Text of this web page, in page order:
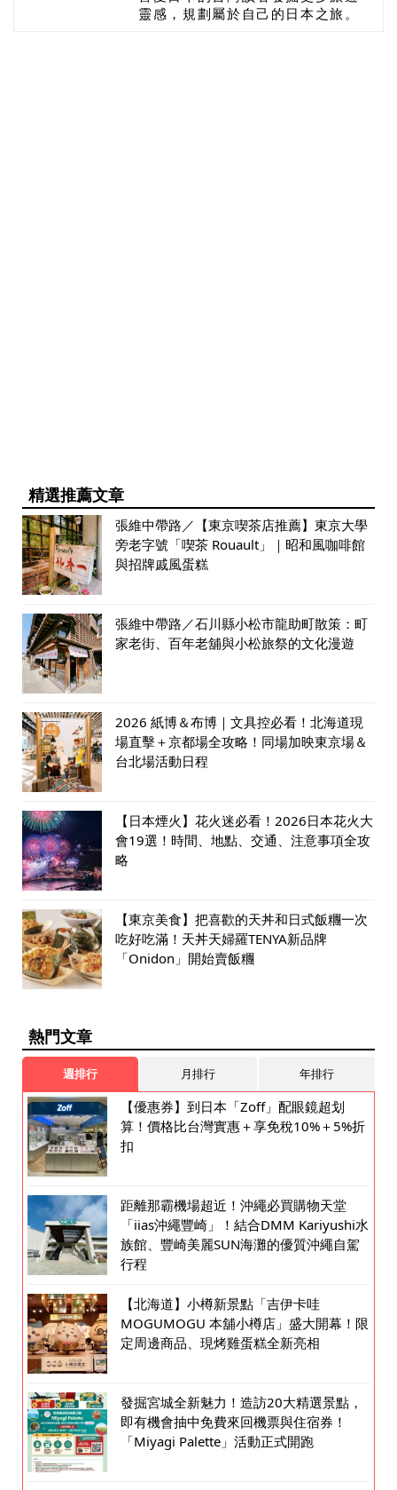
靈感，規劃屬於自己的日本之旅。
精選推薦文章
張維中帶路／【東京喫茶店推薦】東京大學
旁老字號「喫茶 Rouault」｜昭和風咖啡館
與招牌戚風蛋糕
張維中帶路／石川縣小松市龍助町散策：町
家老街、百年老舖與小松旅祭的文化漫遊
2026 紙博＆布博｜文具控必看！北海道現
場直擊＋京都場全攻略！同場加映東京場＆
台北場活動日程
【日本煙火】花火迷必看！2026日本花火大
會19選！時間、地點、交通、注意事項全攻
略
【東京美食】把喜歡的天丼和日式飯糰一次
吃好吃滿！天丼天婦羅TENYA新品牌
「Onidon」開始賣飯糰
熱門文章
週排行 月排行 年排行
【優惠券】到日本「Zoff」配眼鏡超划
算！價格比台灣實惠＋享免稅10%＋5%折
扣
距離那霸機場超近！沖繩必買購物天堂
「iias沖繩豐崎」！結合DMM Kariyushi水
族館、豐崎美麗SUN海灘的優質沖繩自駕
行程
【北海道】小樽新景點「吉伊卡哇
MOGUMOGU 本舖小樽店」盛大開幕！限
定周邊商品、現烤雞蛋糕全新亮相
發掘宮城全新魅力！造訪20大精選景點，
即有機會抽中免費來回機票與住宿券！
「Miyagi Palette」活動正式開跑